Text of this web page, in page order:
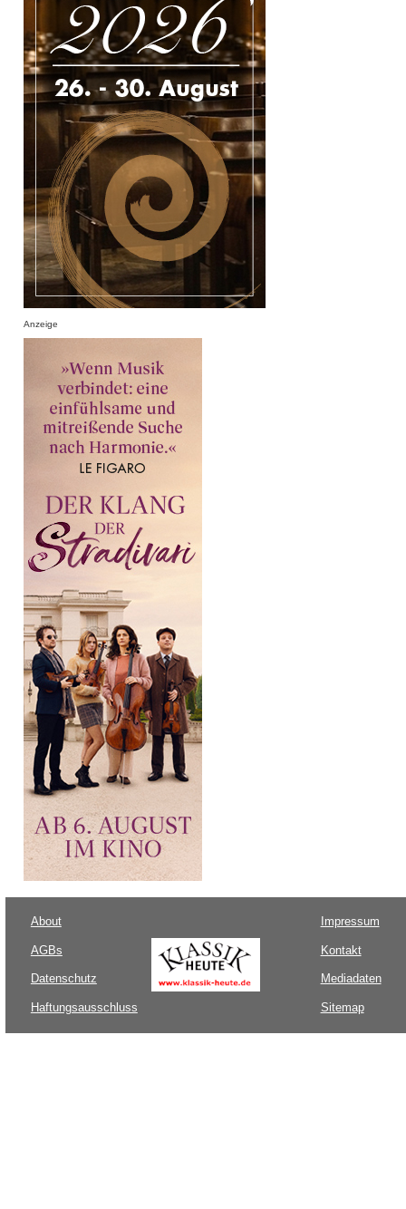
Anzeige
About
AGBs
Datenschutz
Haftungsausschluss
Impressum
Kontakt
Mediadaten
Sitemap